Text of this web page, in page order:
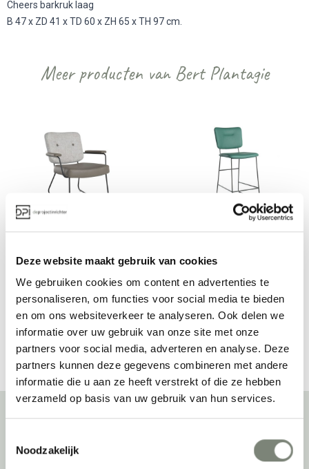
Deze website maakt gebruik van cookies
We gebruiken cookies om content en advertenties te
personaliseren, om functies voor social media te bieden
en om ons websiteverkeer te analyseren. Ook delen we
informatie over uw gebruik van onze site met onze
partners voor social media, adverteren en analyse. Deze
partners kunnen deze gegevens combineren met andere
informatie die u aan ze heeft verstrekt of die ze hebben
verzameld op basis van uw gebruik van hun services.
Noodzakelijk
Cheers barkruk laag
B 47 x ZD 41 x TD 60 x ZH 65 x TH 97 cm.
Meer producten van Bert Plantagie
Bert Plantagie Kiko
Vanaf €
Bert Plantagie Kiko
Vanaf €€
Bekijk alles van Bert Plantagie
Over deprojectinrichter